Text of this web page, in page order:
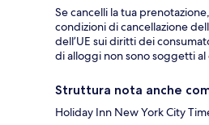
Se cancelli la tua
condizioni di cancellazione
dell’UE sui diritti dei
di alloggi non sono soggetti
Struttura nota anche
Holiday Inn New York City